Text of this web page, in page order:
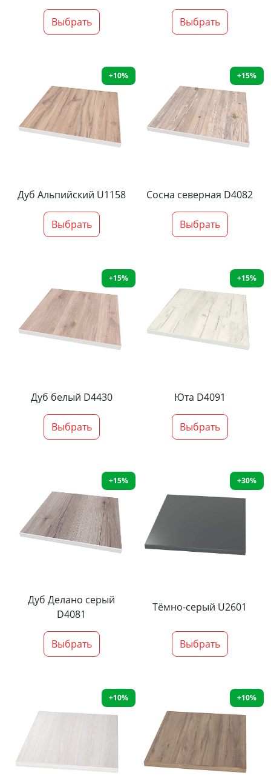
Выбрать Выбрать
+10%
Дуб Альпийский U1158
Выбрать
+15%
Сосна северная D4082
Выбрать
+15%
Дуб белый D4430
Выбрать
+15%
Юта D4091
Выбрать
+15%
Дуб Делано серый
D4081
Выбрать
+30%
Тёмно-серый U2601
Выбрать
+10% +10%